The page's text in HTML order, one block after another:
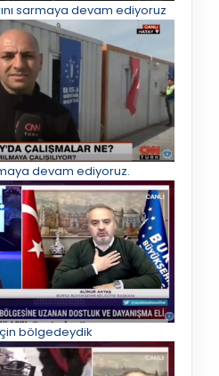
sarmaya devam ediyoruz
devam ediyoruz.
bölgedeydik